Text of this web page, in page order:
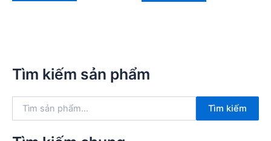
Tìm kiếm sản phẩm
k
Tìm kiếm